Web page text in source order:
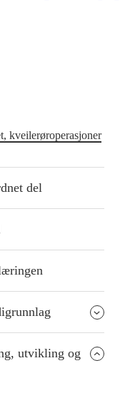
kveilerøroperasjoner
del
utvikling og